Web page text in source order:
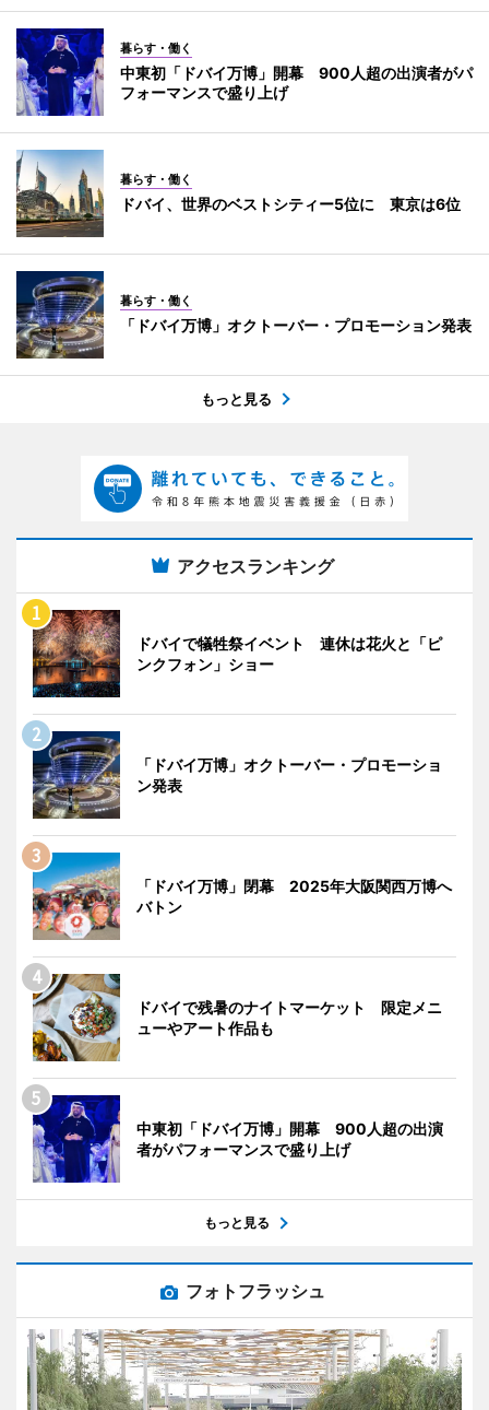
暮らす・働く
中東初「ドバイ万博」開幕 900人超の出演者がパ
フォーマンスで盛り上げ
暮らす・働く
ドバイ、世界のベストシティー5位に 東京は6位
暮らす・働く
「ドバイ万博」オクトーバー・プロモーション発表
もっと見る
アクセスランキング
ドバイで犠牲祭イベント 連休は花火と「ピ
ンクフォン」ショー
「ドバイ万博」オクトーバー・プロモーショ
ン発表
「ドバイ万博」閉幕 2025年大阪関西万博へ
バトン
ドバイで残暑のナイトマーケット 限定メニ
ューやアート作品も
中東初「ドバイ万博」開幕 900人超の出演
者がパフォーマンスで盛り上げ
もっと見る
フォトフラッシュ